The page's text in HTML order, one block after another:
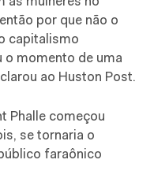
por que não o
capitalismo
o momento de uma
ao Huston Post.
Phalle começou
se tornaria o
faraônico